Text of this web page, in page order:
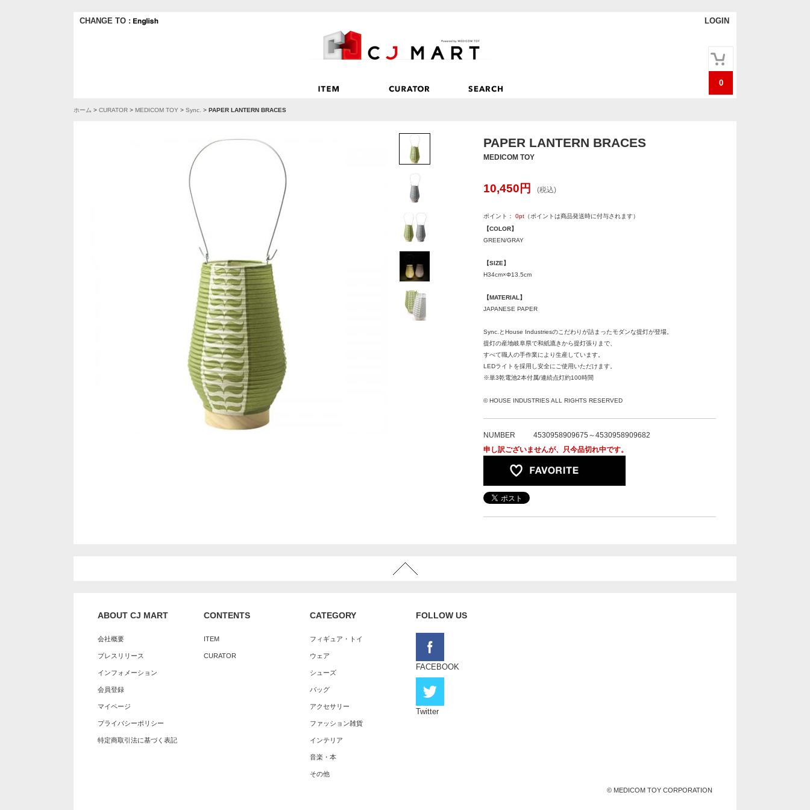
CHANGE TO : LOGIN
0
ホーム > CURATOR > MEDICOM TOY > Sync. > PAPER LANTERN BRACES
PAPER LANTERN BRACES
MEDICOM TOY
10,450 円 (税込)
ポイント： 0pt （ポイントは商品発送時に付与されます）
【COLOR】
GREEN/GRAY
【SIZE】
H34cm×Φ13.5cm
【MATERIAL】
JAPANESE PAPER
Sync.とHouse Industriesのこだわりが詰まったモダンな提灯が登場。
提灯の産地岐阜県で和紙漉きから提灯張りまで、
すべて職人の手作業により生産しています。
LEDライトを採用し安全にご使用いただけます。
※単3乾電池2本付属/連続点灯約100時間
© HOUSE INDUSTRIES ALL RIGHTS RESERVED
NUMBER
4530958909675～4530958909682
申し訳ございませんが、只今品切れ中です。
ABOUT CJ MART
会社概要
プレスリリース
インフォメーション
会員登録
マイページ
プライバシーポリシー
特定商取引法に基づく表記
CONTENTS
ITEM
CURATOR
CATEGORY
フィギュア・トイ
ウェア
シューズ
バッグ
アクセサリー
ファッション雑貨
インテリア
音楽・本
その他
FOLLOW US
FACEBOOK
Twitter
© MEDICOM TOY CORPORATION